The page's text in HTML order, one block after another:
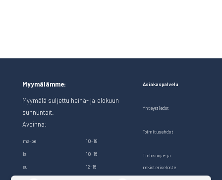
Myymälämme:
Myymälä suljettu heinä- ja elokuun
sunnuntait.
Avoinna:
ma-pe 10-18
la 10-16
su 12-16
Asiakaspalvelu
Yhteystiedot
Toimitusehdot
Tietosuoja- ja
rekisteriseloste